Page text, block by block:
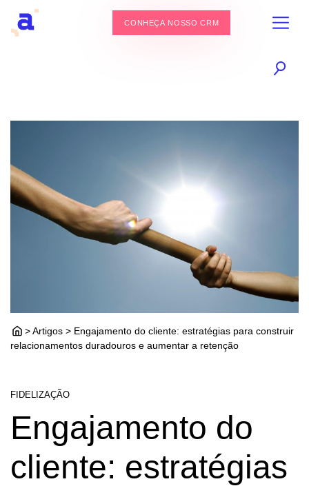
CONHEÇA NOSSO CRM
> Artigos > Engajamento do cliente: estratégias para construir
relacionamentos duradouros e aumentar a retenção
FIDELIZAÇÃO
Engajamento do
cliente: estratégias